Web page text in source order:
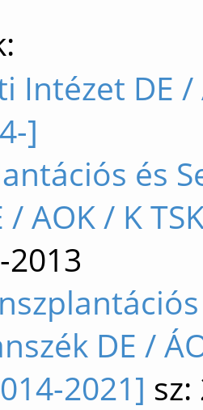
Intézet DE /
]
és
/ AOK / K
2013
DE /
2021]